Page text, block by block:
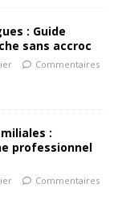
: Guide
sans accroc
Commentaires
:
professionnel
Commentaires